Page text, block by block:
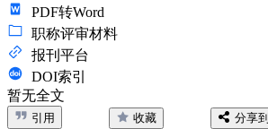
PDF转Word
职称评审材料
报刊平台
DOI索引
暂无全文
引用 收藏 分享到